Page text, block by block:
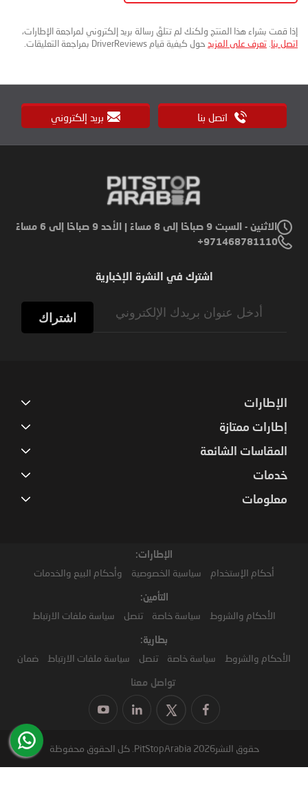
إذا قمت بشراء هذا المنتج ولكنك لم تتلقَ رسالة بريد إلكتروني لمراجعة الإطارات،
اتصل بنا تعرف على المزيد حول كيفية قيام DriverReviews بمراجعة التعليقات.
اتصل بنا بريد إلكتروني
الاثنين - السبت 9 صباحًا إلى 8 مساءً | الأحد 9 صباحًا إلى 6 مساءً
971468781110+
اشترك في النشرة الإخبارية
اشتراك
الإطارات
إطارات ممتازة
المقاسات الشائعة
خدمات
معلومات
الإطارات:
أحكام الإستخدام سياسية الخصوصية وأحكام البيع والخدمات
التأمين:
الأحكام والشروط سياسة خاصة تنصل سياسة ملفات الارتباط
بطارية:
الأحكام والشروط سياسة خاصة تنصل سياسة ملفات الارتباط ضمان
تواصل معنا
حقوق النشر2026 PitStopArabia. كل الحقوق محفوظة